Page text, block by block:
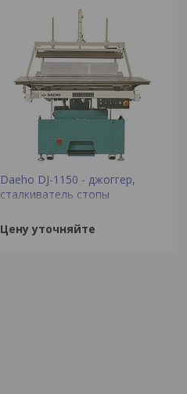
Daeho DJ-1150 - джоггер,
сталкиватель стопы
Цену уточняйте